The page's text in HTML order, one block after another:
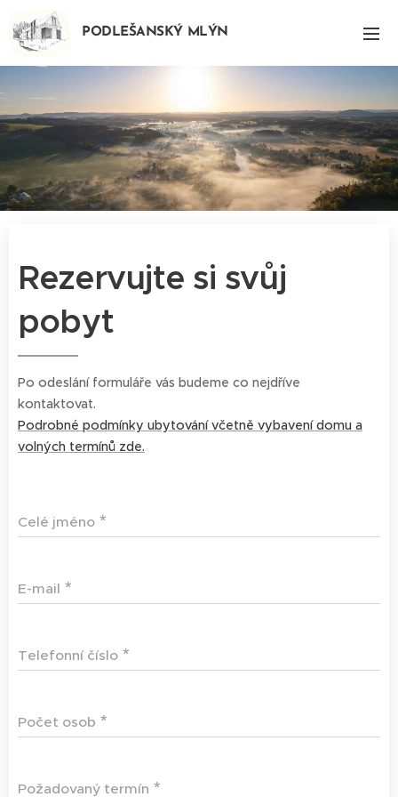
PODLEŠANSKÝ MLÝN
Rezervujte si svůj
pobyt
Po odeslání formuláře vás budeme co nejdříve
kontaktovat.
Podrobné podmínky ubytování včetně vybavení domu a
volných termínů zde.
Celé jméno
E-mail
Telefonní číslo
Počet osob
Požadovaný termín